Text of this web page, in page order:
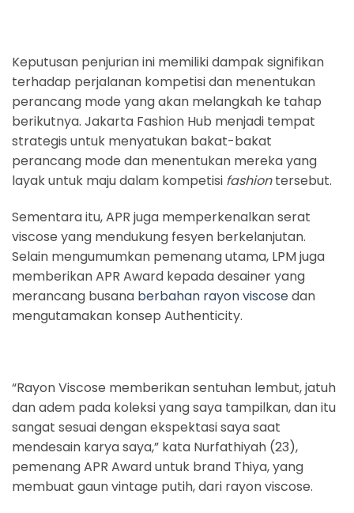
Keputusan penjurian ini memiliki dampak signifikan
terhadap perjalanan kompetisi dan menentukan
perancang mode yang akan melangkah ke tahap
berikutnya. Jakarta Fashion Hub menjadi tempat
strategis untuk menyatukan bakat-bakat
perancang mode dan menentukan mereka yang
layak untuk maju dalam kompetisi fashiontersebut.
Sementara itu, APR juga memperkenalkan serat
viscose yang mendukung fesyen berkelanjutan.
Selain mengumumkan pemenang utama, LPM juga
memberikan APR Award kepada desainer yang
merancang busana berbahan rayon viscosedan
mengutamakan konsep Authenticity.
“Rayon Viscose memberikan sentuhan lembut, jatuh
dan adem pada koleksi yang saya tampilkan, dan itu
sangat sesuai dengan ekspektasi saya saat
mendesain karya saya,” kata Nurfathiyah (23),
pemenang APR Award untuk brand Thiya, yang
membuat gaun vintage putih, dari rayon viscose.